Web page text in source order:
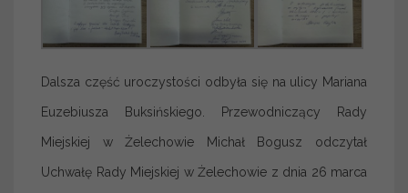
Dalsza część uroczystości odbyła się na ulicy Mariana
Euzebiusza Buksińskiego. Przewodniczący Rady
Miejskiej w Żelechowie Michał Bogusz odczytał
Uchwałę Rady Miejskiej w Żelechowie z dnia 26 marca